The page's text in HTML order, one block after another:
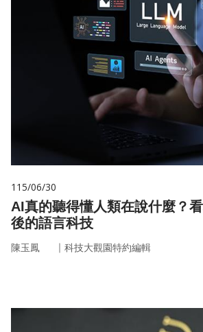
115/06/30
AI真的聽得懂人類在說什麼？
後的語言科技
陳玉鳳 ｜ 科技大觀園特約編輯